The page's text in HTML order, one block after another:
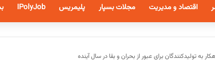
اقتصاد و مدیریت مجلات بسپار پلیمریس IPolyJob
تولیدکنندگان برای عبور از بحران و بقا در سال آینده